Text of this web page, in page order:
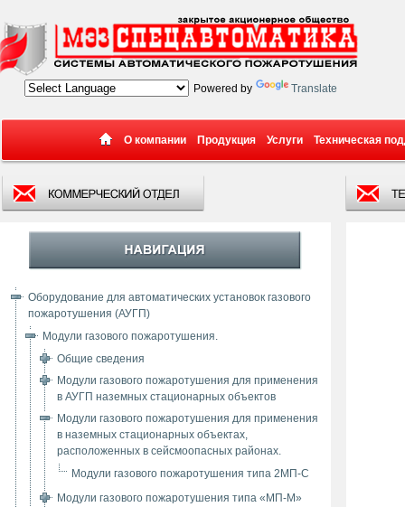
Powered by Translate
О компании Продукция Услуги Техническая
Оборудование для автоматических установок газового
пожаротушения (АУГП)
Модули газового пожаротушения.
Общие сведения
Модули газового пожаротушения для применения
в АУГП наземных стационарных объектов
Модули газового пожаротушения для применения
в наземных стационарных объектах,
расположенных в сейсмоопасных районах.
Модули газового пожаротушения типа 2МП-С
Модули газового пожаротушения типа «МП-М»